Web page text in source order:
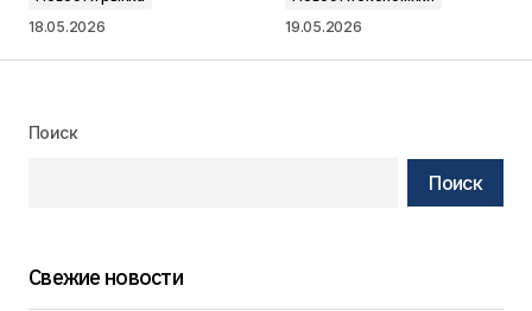
18.05.2026
19.05.2026
Поиск
Поиск
Свежие новости